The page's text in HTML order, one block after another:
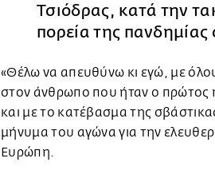
Τσιόδρας, κατά την
πορεία της
«Θέλω να απευθύνω κι εγώ, με
στον άνθρωπο που ήταν ο πρώτος
και με το κατέβασμα της
μήνυμα του αγώνα για την
Ευρώπη.